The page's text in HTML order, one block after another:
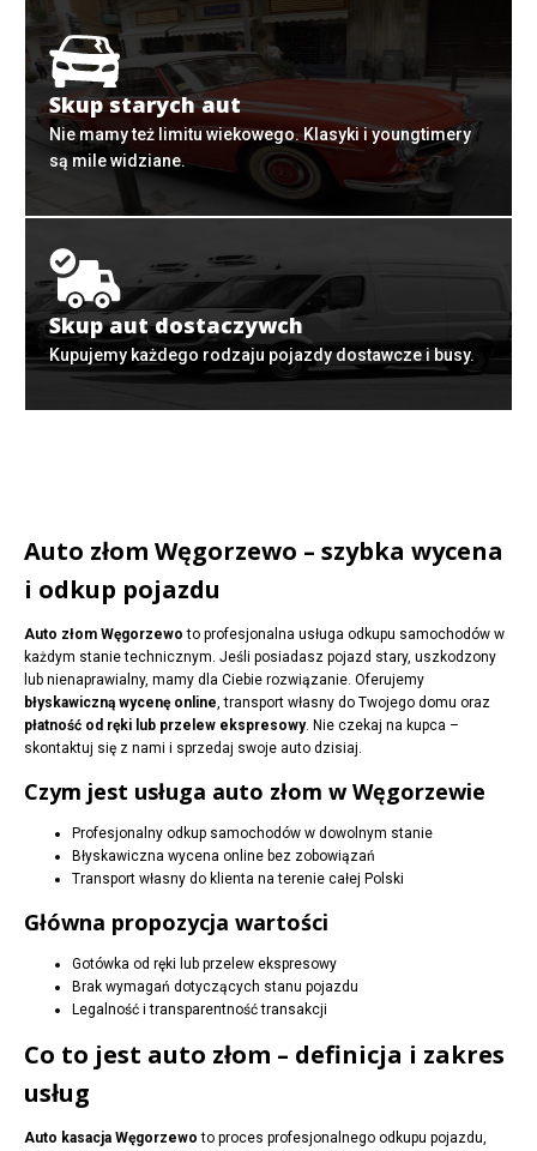
Skup starych aut
Nie mamy też limitu wiekowego. Klasyki i youngtimery
są mile widziane.
Skup aut dostaczywch
Kupujemy każdego rodzaju pojazdy dostawcze i busy.
Auto złom Węgorzewo – szybka wycena
i odkup pojazdu
Auto złom Węgorzewo to profesjonalna usługa odkupu samochodów w
każdym stanie technicznym. Jeśli posiadasz pojazd stary, uszkodzony
lub nienaprawialny, mamy dla Ciebie rozwiązanie. Oferujemy
błyskawiczną wycenę online, transport własny do Twojego domu oraz
płatność od ręki lub przelew ekspresowy. Nie czekaj na kupca –
skontaktuj się z nami i sprzedaj swoje auto dzisiaj.
Czym jest usługa auto złom w Węgorzewie
Profesjonalny odkup samochodów w dowolnym stanie
Błyskawiczna wycena online bez zobowiązań
Transport własny do klienta na terenie całej Polski
Główna propozycja wartości
Gotówka od ręki lub przelew ekspresowy
Brak wymagań dotyczących stanu pojazdu
Legalność i transparentność transakcji
Co to jest auto złom – definicja i zakres
usług
Auto kasacja Węgorzewo to proces profesjonalnego odkupu pojazdu,